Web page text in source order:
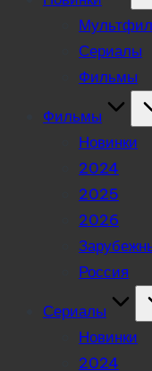
Сериалы
Фильмы
Фильмы
Новинки
2024
2025
2026
Россия
Сериалы
Новинки
2024